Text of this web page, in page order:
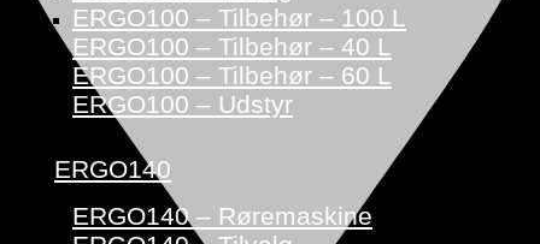
ERGO100 – Tilbehør – 100 L
ERGO100 – Tilbehør – 40 L
ERGO100 – Tilbehør – 60 L
ERGO100 – Udstyr
ERGO140
ERGO140 – Røremaskine